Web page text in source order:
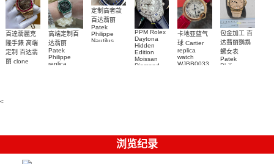
百達翡麗克
隆手錶 高端
定制 百达翡
丽 clone
高端定制百
达翡丽
Patek
Philippe
replica
定制高奢款
百达翡丽
Patek
Philippe
Nautilus
PPM Rolex
Daytona
Hidden
Edition
Moissan
Diamond
卡地亚蓝气
球 Cartier
replica
watch
WJBB0033
包金加工 百
达翡丽鹦鹉
螺女表
Patek
Philippe
<
浏览纪录